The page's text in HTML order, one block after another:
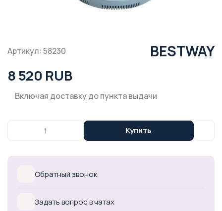
Артикул: 58230 BESTWAY
8 520 RUB
Включая доставку до пункта выдачи
Купить
Обратный звонок
Задать вопрос в чатах